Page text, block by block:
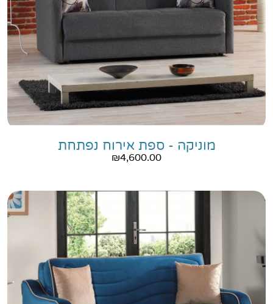
מוניקה - ספת אירוח נפתחת
₪4,600.00